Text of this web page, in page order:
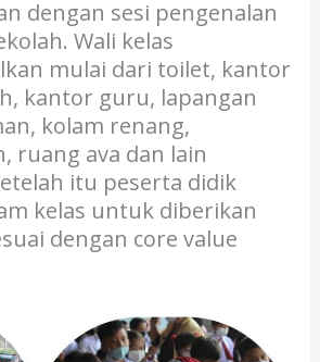
dengan sesi pengenalan
Wali kelas
mulai dari toilet, kantor
kantor guru, lapangan
kolam renang,
ruang ava dan lain
itu peserta didik
kelas untuk diberikan
dengan core value